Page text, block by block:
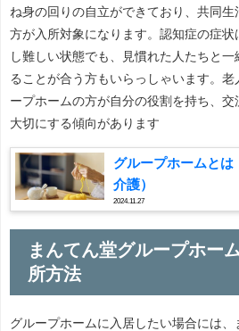
ね身の回りの自立ができており、共同
方が入所対象になります。認知症の症
し難しい状態でも、見慣れた人たちと
ることが合う方もいらっしゃいます。
ープホームの方が自分の役割を持ち、
大切にする傾向があります
グループホームとは
介護）
2024.11.27
まんてん堂グループホー
所方法
グループホームに入居したい場合には